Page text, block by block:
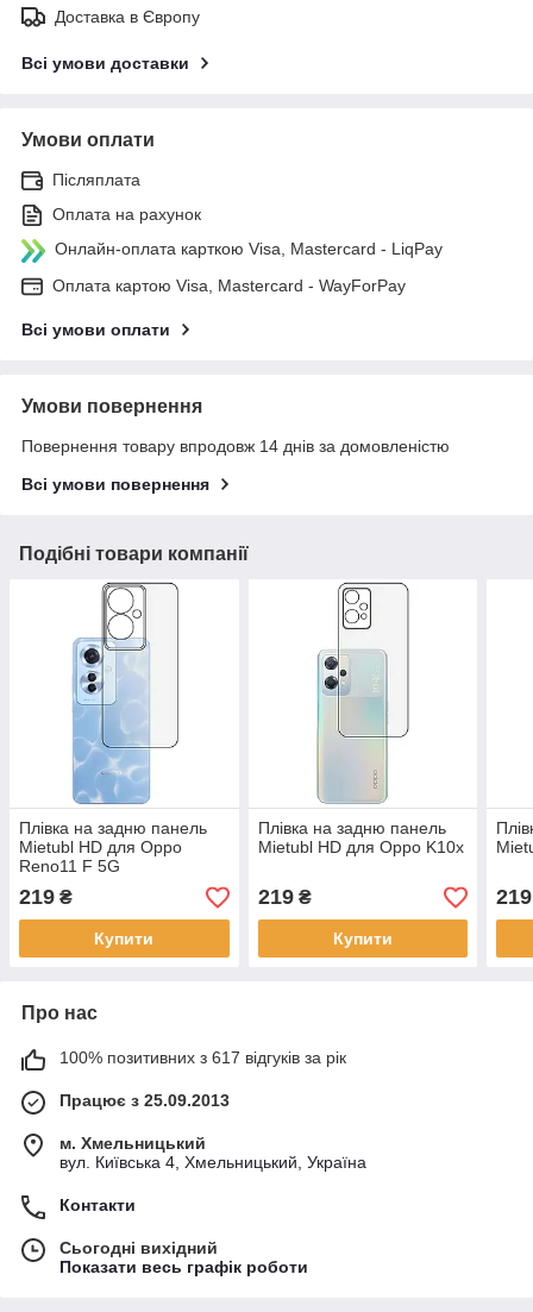
Доставка в Європу
Всі умови доставки
Умови оплати
Післяплата
Оплата на рахунок
Онлайн-оплата карткою Visa, Mastercard - LiqPay
Оплата картою Visa, Mastercard - WayForPay
Всі умови оплати
Умови повернення
Повернення товару впродовж 14 днів за домовленістю
Всі умови повернення
Подібні товари компанії
Плівка на задню панель
Mietubl HD для Oppo
Reno11 F 5G
219 ₴
Купити
Плівка на задню панель
Mietubl HD для Oppo K10x
219₴
Купити
219
Про нас
100% позитивних з 617 відгуків за рік
Працює з 25.09.2013
м. Хмельницький
вул. Київська 4, Хмельницький, Україна
Контакти
Сьогодні вихідний
Показати весь графік роботи